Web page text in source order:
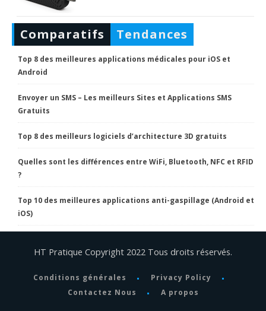
Comparatifs Tendances
Top 8 des meilleures applications médicales pour iOS et
Android
Envoyer un SMS – Les meilleurs Sites et Applications SMS
Gratuits
Top 8 des meilleurs logiciels d’architecture 3D gratuits
Quelles sont les différences entre WiFi, Bluetooth, NFC et RFID
?
Top 10 des meilleures applications anti-gaspillage (Android et
iOS)
HT Pratique Copyright 2022 Tous droits réservés.
Conditions générales
Privacy Policy
Contactez Nous
A propos